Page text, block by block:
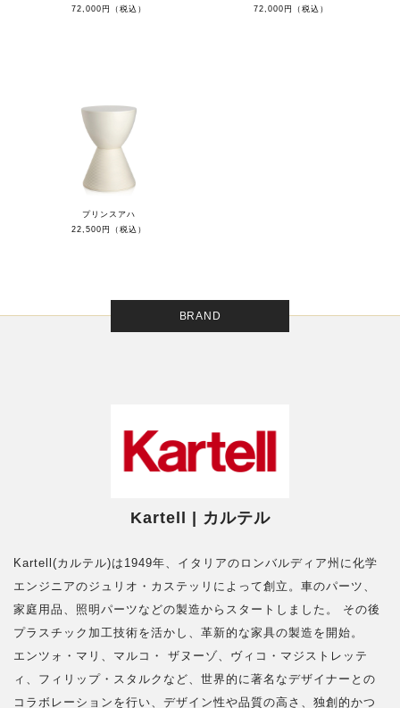
72,000円（税込）
72,000円（税込）
プリンスアハ
22,500円（税込）
BRAND
Kartell | カルテル
Kartell(カルテル)は1949年、イタリアのロンバルディア州に化学
エンジニアのジュリオ・カステッリによって創立。車のパーツ、
家庭用品、照明パーツなどの製造からスタートしました。 その後
プラスチック加工技術を活かし、革新的な家具の製造を開始。
エンツォ・マリ、マルコ・ ザヌーゾ、ヴィコ・マジストレッテ
ィ、フィリップ・スタルクなど、世界的に著名なデザイナーとの
コラボレーションを行い、デザイン性や品質の高さ、独創的かつ